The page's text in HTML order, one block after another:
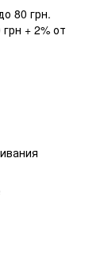
80 грн.
+ 2% от